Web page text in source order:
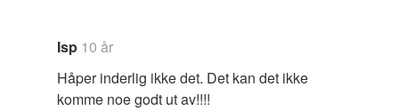
Isp 10 år
Håper inderlig ikke det. Det kan det ikke
komme noe godt ut av!!!!